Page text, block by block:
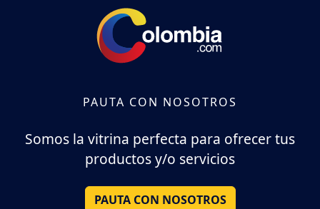
PAUTA CON NOSOTROS
Somos la vitrina perfecta para ofrecer tus
productos y/o servicios
PAUTA CON NOSOTROS